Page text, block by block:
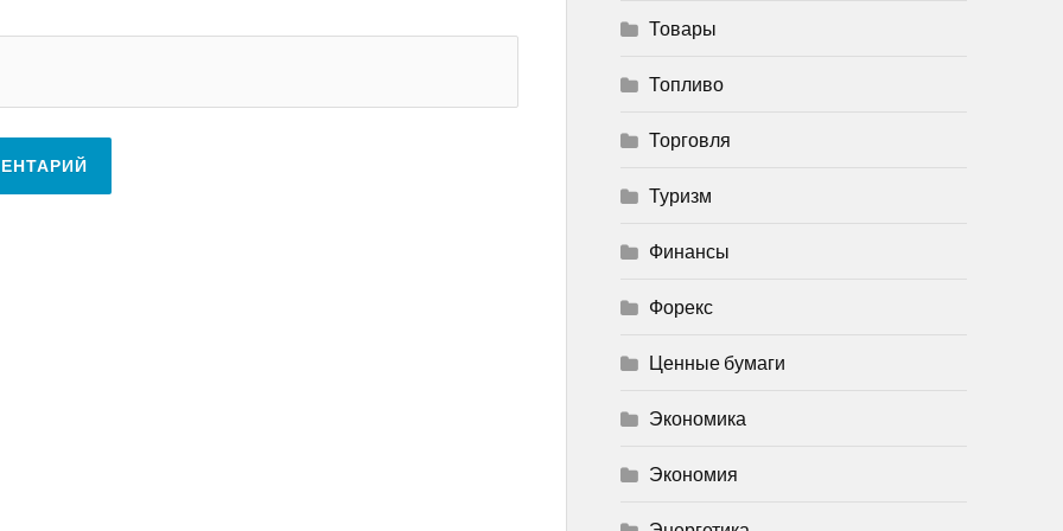
Товары
Топливо
Торговля
Туризм
Финансы
Форекс
Ценные бумаги
Экономика
Экономия